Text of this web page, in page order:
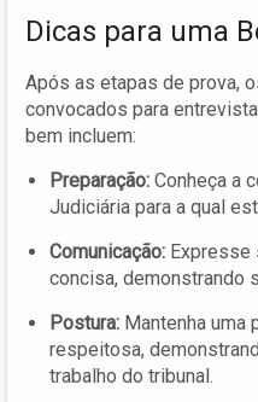
Dicas para uma
Após as etapas de prova,
convocados para
bem incluem:
Preparação: Conheça a
Judiciária para a qual
Comunicação: Expresse
concisa, demonstrando
Postura: Mantenha uma
respeitosa,
trabalho do tribunal.